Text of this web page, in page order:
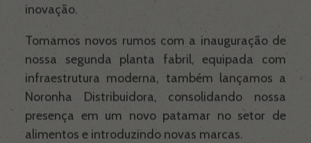
Receitas
Blog
inovação.
Tomamos novos rumos com a inauguração de
nossa segunda planta fabril, equipada com
infraestrutura moderna, também lançamos a
Noronha Distribuidora, consolidando nossa
presença em um novo patamar no setor de
alimentos e introduzindo novas marcas.